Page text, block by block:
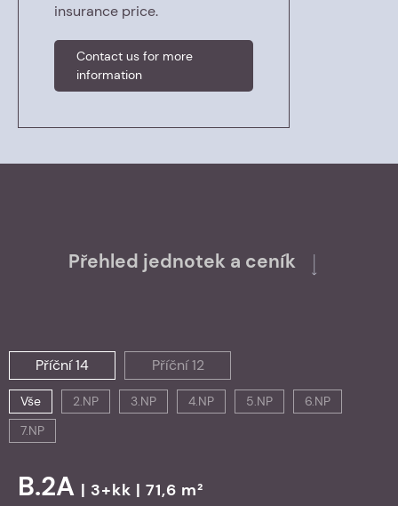
insurance price.
Contact us for more
information
Přehled jednotek a ceník
Příční 14 Příční 12
Vše 2.NP 3.NP 4.NP 5.NP
6.NP
7.NP
B.2A | 3+kk | 71,6 m²